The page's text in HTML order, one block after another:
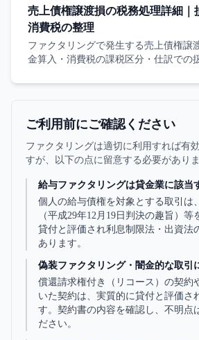
売上債権譲渡損の税務処理詳細｜
消費税の整理
ファクタリングで発生する売上債権譲
金算入・消費税の課税区分・仕訳での
税扱いを整理します。
ご利用前にご確認ください
ファクタリングは適切に利用すれば有
すが、以下の点に留意する必要がありま
給与ファクタリングは貸金業に該当
個人の給与債権を対象とする取引は
（平成29年12月19日判決の趣旨）
貸付と評価され利息制限法・出資法
あります。
偽装ファクタリング・闇金的な取引
償還請求権付き（リコース）の契約
いた契約は、実質的に貸付と評価さ
す。契約書の内容を確認し、不明点
ださい。